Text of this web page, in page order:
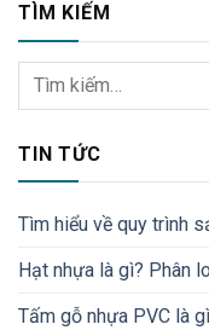
TÌM KIẾM
TIN TỨC
Tìm hiểu về quy trình
Hạt nhựa là gì? Phân
Tấm gỗ nhựa PVC là